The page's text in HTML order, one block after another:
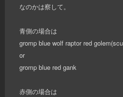
なのかは察して。
青側の場合は
gromp blue wolf raptor red
or
gromp blue red gank
赤側の場合は